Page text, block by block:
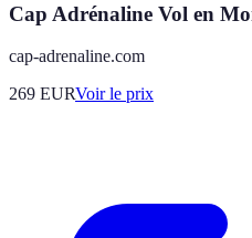
Cap Adrénaline Vol en
cap-adrenaline.com
269 EURVoir le prix